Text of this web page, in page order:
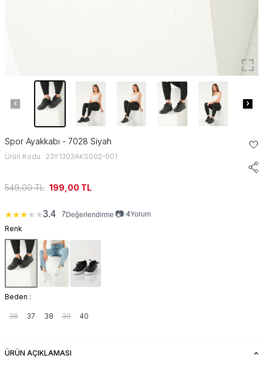
Spor Ayakkabı - 7028 Siyah
Ürün Kodu : 23Y1303AKS002-001
549,00TL 199,00 TL
★★★★★3.4 7Değerlendirme 📷•4Yorum
Renk
Beden :
36 37 38 39 40
ÜRÜN AÇIKLAMASI